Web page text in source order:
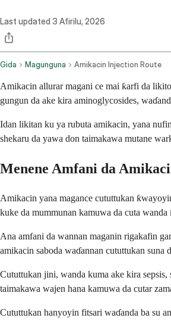
Last updated 3 Afirilu, 2026
Gida Magunguna Amikacin Injection Route
Amikacin allurar magani ce mai ƙarfi da
gungun da ake kira aminoglycosides,
Idan likitan ku ya rubuta amikacin, yana
shekaru da yawa don taimakawa mutane
Menene Amfani da
Amikacin yana magance cututtukan
kuke da mummunan kamuwa da cuta
Ana amfani da wannan maganin rigakafin
amikacin saboda waɗannan cututtukan suna
Cututtukan jini, wanda kuma ake kira
taimakawa wajen hana kamuwa da cutar
Cututtukan hanyoyin fitsari waɗanda ba su